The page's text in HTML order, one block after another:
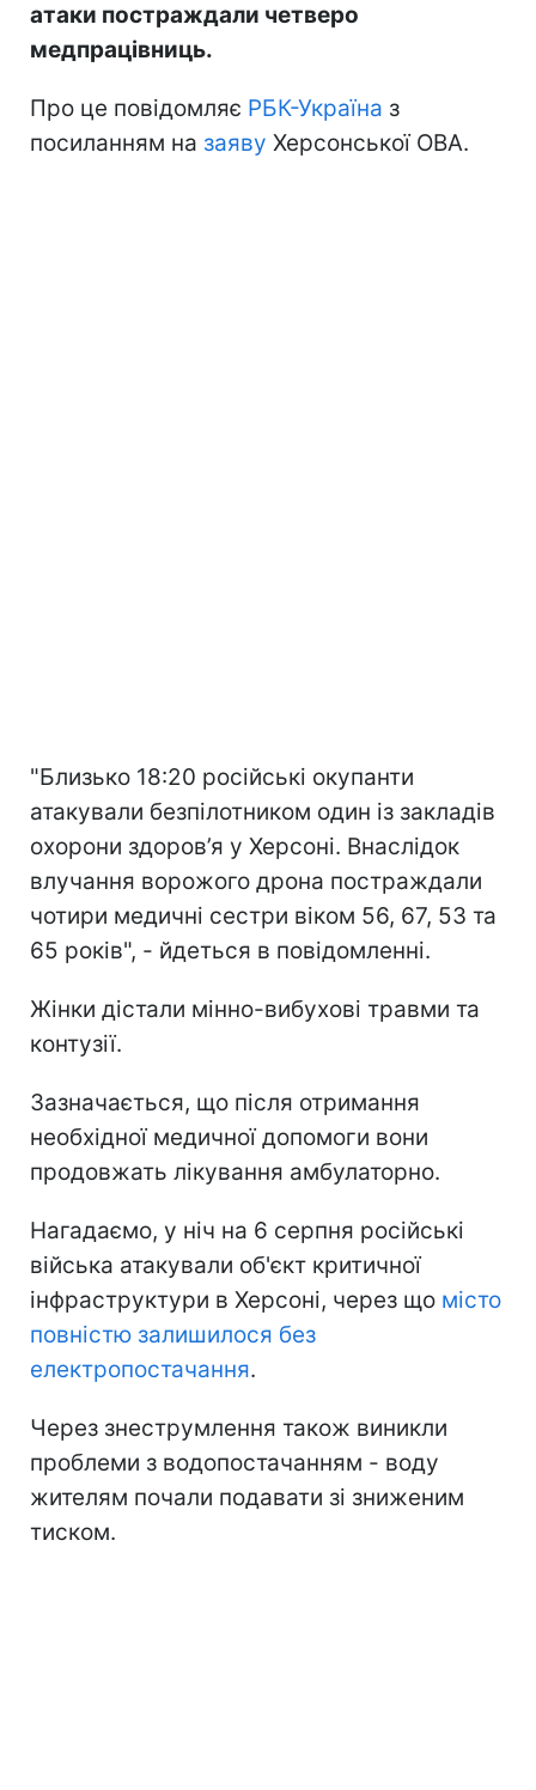
атаки постраждали четверо
медпрацівниць.
Про це повідомляє РБК-Україна з
посиланням на заяву Херсонської ОВА.
"Близько 18:20 російські окупанти
атакували безпілотником один із закладів
охорони здоров’я у Херсоні. Внаслідок
влучання ворожого дрона постраждали
чотири медичні сестри віком 56, 67, 53 та
65 років", - йдеться в повідомленні.
Жінки дістали мінно-вибухові травми та
контузії.
Зазначається, що після отримання
необхідної медичної допомоги вони
продовжать лікування амбулаторно.
Нагадаємо, у ніч на 6 серпня російські
війська атакували об'єкт критичної
інфраструктури в Херсоні, через що місто
повністю залишилося без
електропостачання.
Через знеструмлення також виникли
проблеми з водопостачанням - воду
жителям почали подавати зі зниженим
тиском.